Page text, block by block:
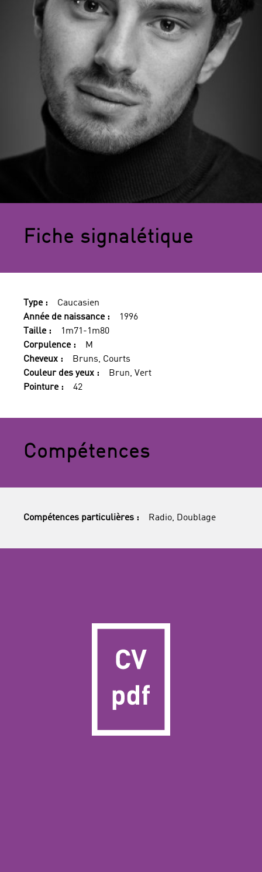
Fiche signalétique
Type :
Caucasien
Année de naissance :
1996
Taille :
1m71-1m80
Corpulence :
M
Cheveux :
Bruns, Courts
Couleur des yeux :
Brun, Vert
Pointure :
42
Compétences
Compétences particulières : Radio, Doublage